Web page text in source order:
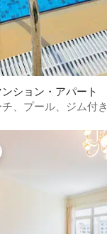
ション・アパート
、プール、ジム付